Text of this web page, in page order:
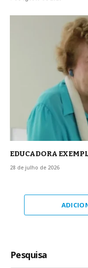
EDUCADORA
28 de julho de 2026
Pesquisa